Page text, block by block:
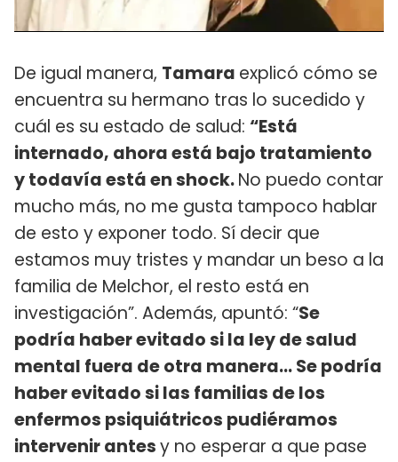
De igual manera, Tamara explicó cómo se
encuentra su hermano tras lo sucedido y
cuál es su estado de salud: “Está
internado, ahora está bajo tratamiento
y todavía está en shock.No puedo contar
mucho más, no me gusta tampoco hablar
de esto y exponer todo. Sí decir que
estamos muy tristes y mandar un beso a la
familia de Melchor, el resto está en
investigación”. Además, apuntó: “Se
podría haber evitado si la ley de salud
mental fuera de otra manera...Se podría
haber evitado si las familias de los
enfermos psiquiátricos pudiéramos
intervenir antesy no esperar a que pase